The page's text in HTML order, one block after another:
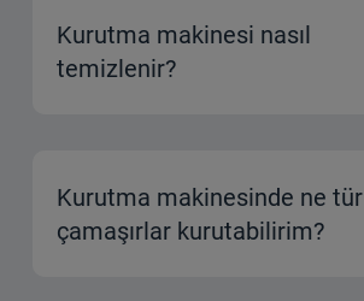
Kurutma makinesi nasıl
temizlenir?
Kurutma makinesinde ne tür
çamaşırlar kurutabilirim?